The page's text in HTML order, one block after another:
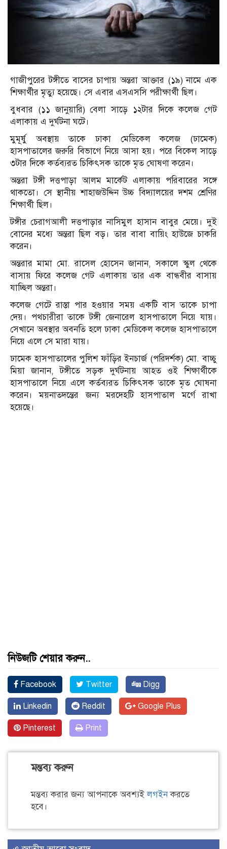
গাজীপুরের টঙ্গীতে বাসের চাপায় অন্তরা আক্তার (১৯) নামে এক
শিক্ষার্থীর মৃত্যু হয়েছে। সে এবার এসএসসি পরীক্ষার্থী ছিল।
বুধবার (১১ জানুয়ারি) বেলা সাড়ে ১২টার দিকে কলেজ গেট
এলাকায় এ দুর্ঘটনা ঘটে।
মুমূর্ষু অবস্থায় তাকে ঢাকা মেডিকেল কলেজ (ঢামেক)
হাসপাতালের জরুরি বিভাগে নিয়ে আসা হয়। পরে বিকেল সাড়ে
৩টার দিকে কর্তব্যরত চিকিৎসক তাকে মৃত ঘোষণা করেন।
অন্তরা টঙ্গী দত্তপাড়া আলম মার্কেট এলাকায় পরিবারের সঙ্গে
থাকতো। সে স্থানীয় শাহাজউদ্দিন উচ্চ বিদ্যালয়ের দশম শ্রেণির
শিক্ষার্থী ছিল।
টঙ্গীর চেরাগআলী দত্তপাড়ার নাসিমুল হাসান বাবুর মেয়ে। দুই
বোনের মধ্যে অন্তরা ছিল বড়। তার বাবা বায়িং হাউজে চাকরি
করেন।
অন্তরার মামা মো. রাসেল হোসেন জানান, সকালে স্কুল থেকে
বাসায় ফিরে কলেজ গেট এলাকায় তার এক বান্ধবীর বাসায়
যাচ্ছিল অন্তরা।
কলেজ গেটে রাস্তা পার হওয়ার সময় একটি বাস তাকে চাপা
দেয়। পথচারীরা তাকে টঙ্গী জেনারেল হাসপাতালে নিয়ে যায়।
সেখানে অবস্থার অবনতি হলে ঢাকা মেডিকেল কলেজ হাসপাতালে
নিয়ে এলে সে মারা যায়।
ঢামেক হাসপাতালের পুলিশ ফাঁড়ির ইনচার্জ (পরিদর্শক) মো. বাচ্চু
মিয়া জানান, টঙ্গীতে সড়ক দুর্ঘটনায় আহত ওই শিক্ষার্থীকে
হাসপাতালে নিয়ে এলে কর্তব্যরত চিকিৎসক তাকে মৃত ঘোষনা
করেন। ময়নাতদন্তের জন্য মরদেহটি হাসপাতাল মর্গে রাখা
হয়েছে।
নিউজটি শেয়ার করুন..
Facebook Twitter Digg
Linkedin Reddit Google Plus
Pinterest Print
মন্তব্য করুন
মন্তব্য করার জন্য আপনাকে অবশ্যইলগইনকরতে
হবে।